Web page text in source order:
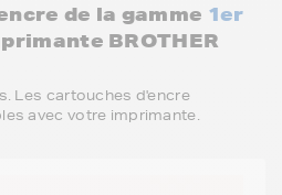
de la gamme 1er
BROTHER
Les cartouches d'encre
avec votre imprimante.